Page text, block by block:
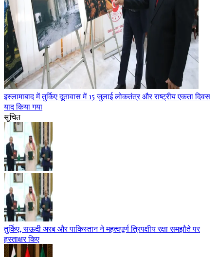
इस्लामाबाद में तुर्किए दूतावास में 15 जुलाई लोकतंत्र और राष्ट्रीय एकता दिवस
याद किया गया
सूचित
तुर्किए, सऊदी अरब और पाकिस्तान ने महत्वपूर्ण त्रिपक्षीय रक्षा समझौते पर
हस्ताक्षर किए